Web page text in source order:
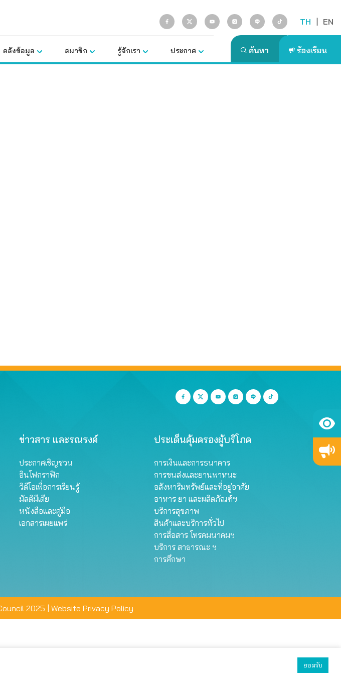
TH | EN
คลังข้อมูล สมาชิก รู้จักเรา ประกาศ
ข่าวสาร และรณรงค์
ประกาศเชิญชวน
อินโฟกราฟิก
วิดีโอเพื่อการเรียนรู้
มัลติมีเดีย
หนังสือและคู่มือ
เอกสารเผยแพร่
ประเด็นคุ้มครองผู้บริโภค
การเงินและการธนาคาร
การขนส่งและยานพาหนะ
อสังหาริมทรัพย์และที่อยู่อาศัย
อาหาร ยา และผลิตภัณฑ์ฯ
บริการสุขภาพ
สินค้าและบริการทั่วไป
การสื่อสาร โทรคมนาคมฯ
บริการ สาธารณะ ฯ
การศึกษา
2025 | Website Privacy Policy
ยอมรับ
นตัวได้